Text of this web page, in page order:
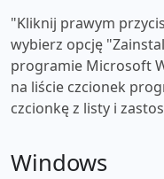
"Kliknij prawym
wybierz opcję
programie Microsoft
na liście czcionek
czcionkę z listy i
Windows